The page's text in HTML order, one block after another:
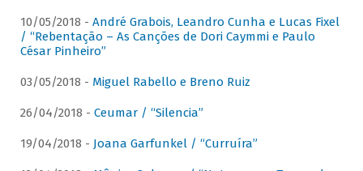
10/05/2018 - André Grabois, Leandro Cunha e Lucas Fixel
/ “Rebentação – As Canções de Dori Caymmi e Paulo
César Pinheiro”
03/05/2018 - Miguel Rabello e Breno Ruiz
26/04/2018 - Ceumar / “Silencia”
19/04/2018 - Joana Garfunkel / “Curruíra”